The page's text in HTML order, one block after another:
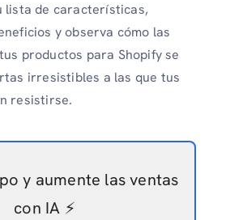
lista de características,
y observa cómo las
productos para Shopify se
irresistibles a las que tus
resistirse.
y aumente las ventas
con IA ⚡️